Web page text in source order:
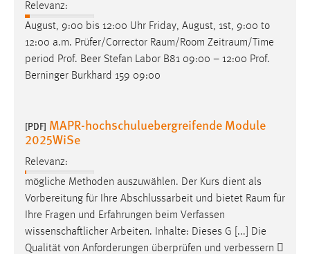
Relevanz:
August, 9:00 bis 12:00 Uhr Friday, August, 1st, 9:00 to
12:00 a.m. Prüfer/Corrector Raum/Room Zeitraum/Time
period Prof. Beer Stefan Labor B81 09:00 – 12:00 Prof.
Berninger Burkhard 159 09:00
[PDF] MAPR-hochschuluebergreifende Module
2025WiSe
Relevanz:
mögliche Methoden auszuwählen. Der Kurs dient als
Vorbereitung für Ihre Abschlussarbeit und bietet Raum für
Ihre Fragen und Erfahrungen beim Verfassen
wissenschaftlicher Arbeiten. Inhalte: Dieses G [...] Die
Qualität von Anforderungen überprüfen und verbessern 